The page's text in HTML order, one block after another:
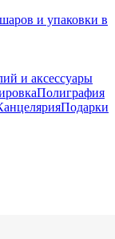
и аксессуары
Полиграфия
Подарки